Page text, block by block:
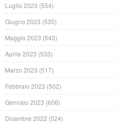
Luglio 2023 (554)
Giugno 2023 (535)
Maggio 2023 (543)
Aprile 2023 (533)
Marzo 2023 (517)
Febbraio 2023 (502)
Gennaio 2023 (606)
Dicembre 2022 (524)